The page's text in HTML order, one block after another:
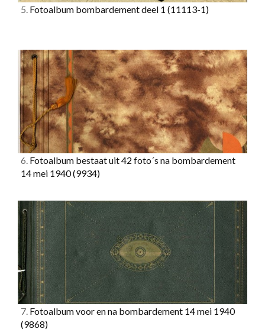
5. Fotoalbum bombardement deel 1 (11113-1)
6. Fotoalbum bestaat uit 42 foto´s na bombardement
14 mei 1940(9934)
7. Fotoalbum voor en na bombardement 14 mei 1940
(9868)